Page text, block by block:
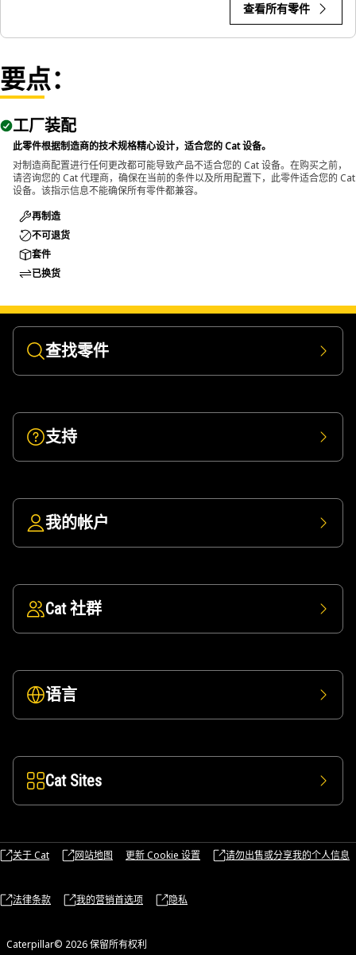
查看所有零件
要点：
工厂装配
此零件根据制造商的技术规格精心设计，适合您的 Cat 设备。
对制造商配置进行任何更改都可能导致产品不适合您的 Cat 设备。在购买之前，
请咨询您的 Cat 代理商，确保在当前的条件以及所用配置下，此零件适合您的 Cat
设备。该指示信息不能确保所有零件都兼容。
再制造
不可退货
套件
已换货
查找零件
支持
我的帐户
Cat 社群
语言
Cat Sites
关于 Cat 网站地图 更新 Cookie 设置 请勿出售或分享我的个人信息
法律条款 我的营销首选项 隐私
Caterpillar© 2026 保留所有权利